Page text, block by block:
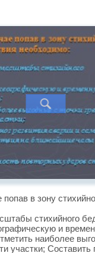
в зону
стихийного
и
наиболее
участки; Составить